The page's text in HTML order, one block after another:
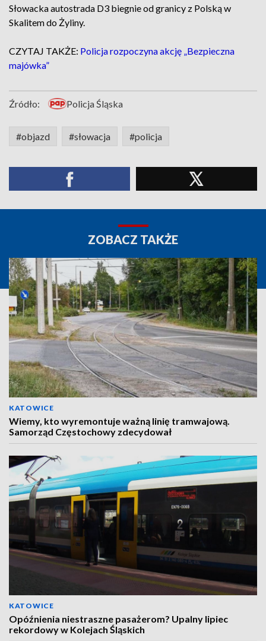
Słowacka autostrada D3 biegnie od granicy z Polską w
Skalitem do Żyliny.
CZYTAJ TAKŻE: Policja rozpoczyna akcję „Bezpieczna
majówka”
Źródło: Policja Śląska
#objazd #słowacja #policja
ZOBACZ TAKŻE
KATOWICE
Wiemy, kto wyremontuje ważną linię tramwajową.
Samorząd Częstochowy zdecydował
KATOWICE
Opóźnienia niestraszne pasażerom? Upalny lipiec
rekordowy w Kolejach Śląskich